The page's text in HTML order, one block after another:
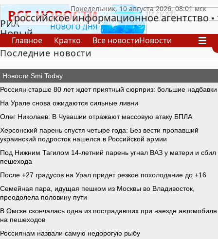
РИА
Новый
День
российское информационное агентство
Главное Кратко Все новостиНовости
В России
В мире
СпецпроектыПроекты Архив
Последние новости